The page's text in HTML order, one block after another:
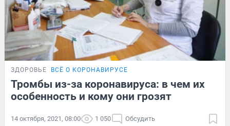
ЗДОРОВЬЕ ВСЁ О КОРОНАВИРУСЕ
Тромбы из-за коронавируса: в чем их
особенность и кому они грозят
14 октября, 2021, 08:00 1 050 Обсудить